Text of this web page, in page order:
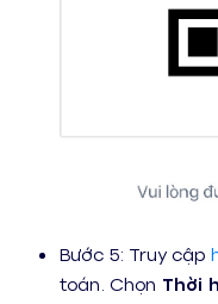
Bước 5: Truy cập
toán. Chọn Thời